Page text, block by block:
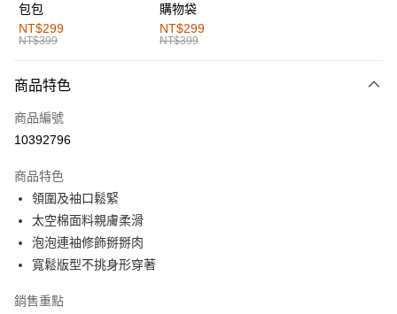
全家取貨付款
每筆NT$60，滿NT$1,000(含以上)免運費
付款後全家取貨
萊爾富取貨付款
付款後萊爾富取貨
每筆NT$60，滿NT$1,000(含以上)免運費
7-11取貨付款
每筆NT$60，滿NT$1,000(含以上)免運費
付款後7-11取貨
包包
NT$299
NT$399
購物袋
NT$299
NT$399
商品特色
商品編號
10392796
商品特色
領圍及袖口鬆緊
太空棉面料親膚柔滑
泡泡連袖修飾掰掰肉
寬鬆版型不挑身形穿著
銷售重點